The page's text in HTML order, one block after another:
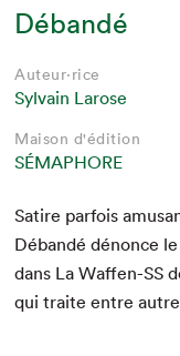
Débandé
Auteur·rice
Sylvain Larose
Maison d'édition
SÉMAPHORE
Satire par­fois
Débandé dénonce
dans La Waf­fen-SS
qui traite entre